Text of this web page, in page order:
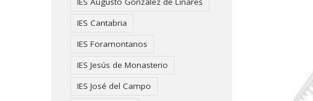
IES Cantabria
IES Foramontanos
IES Jesús de Monasterio
IES José del Campo